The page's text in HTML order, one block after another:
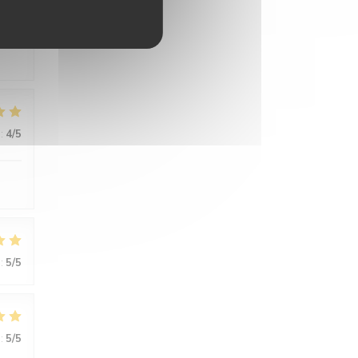
: 4/5
: 5/5
: 5/5